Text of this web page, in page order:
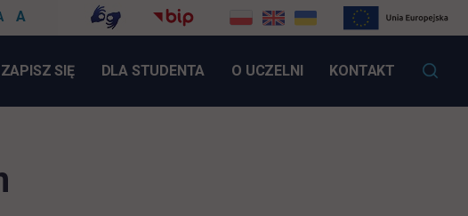
A
ZAPISZ SIĘLINK OTWIERA SIĘ W NOWEJ KARCIE
DLA STUDENTA O UCZELNI KONTAKT